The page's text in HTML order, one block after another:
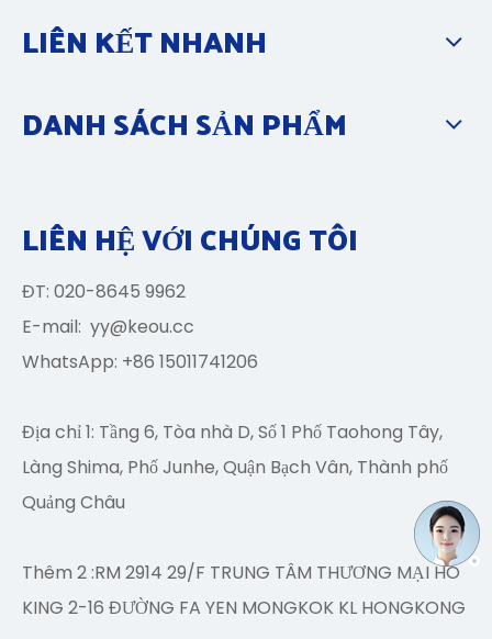
LIÊN KẾT NHANH
DANH SÁCH SẢN PHẨM
LIÊN HỆ VỚI CHÚNG TÔI
ĐT: 020-8645 9962
E-mail: yy@keou.cc
WhatsApp: +86 15011741206
Địa chỉ 1: Tầng 6, Tòa nhà D, Số 1 Phố Taohong Tây,
Làng Shima, Phố Junhe, Quận Bạch Vân, Thành phố
Quảng Châu
Thêm 2 :RM 2914 29/F TRUNG TÂM THƯƠNG MẠI HO
KING 2-16 ĐƯỜNG FA YEN MONGKOK KL HONGKONG